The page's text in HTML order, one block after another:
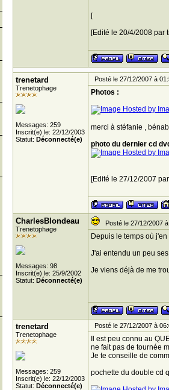
[
[Edité le 20/4/2008 par
trenetard
Trenetophage
Messages: 259
Inscrit(e) le: 22/12/2003
Statut: Déconnecté(e)
Posté le 27/12/2007 à
Photos :
merci à stéfanie ,
photo du dernier cd
[Edité le 27/12/2007
CharlesBlondeau
Trenetophage
Messages: 98
Inscrit(e) le: 25/9/2002
Statut: Déconnecté(e)
Posté le 27/12/2007
Depuis le temps où
J'ai entendu un peu
Je viens déjà de me
trenetard
Trenetophage
Messages: 259
Inscrit(e) le: 22/12/2003
Statut: Déconnecté(e)
Posté le 27/12/2007 à
Il est peu connu au
ne fait pas de tournée
Je te conseille de
pochette du double cd